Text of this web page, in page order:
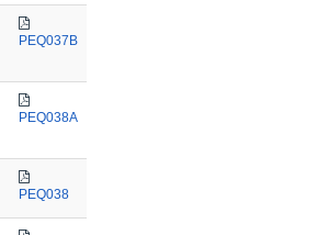
PEQ037B
PEQ038A
PEQ038